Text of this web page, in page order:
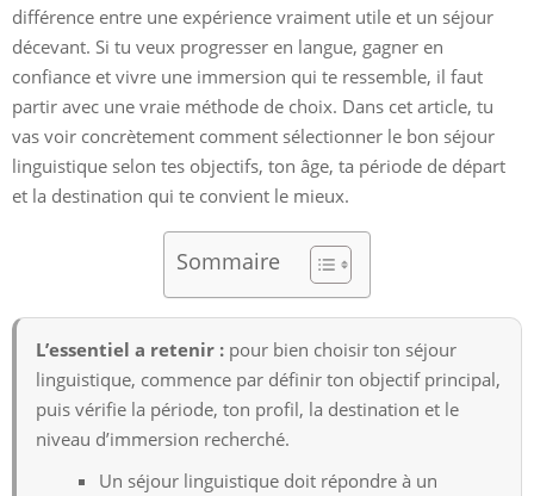
différence entre une expérience vraiment utile et un séjour
décevant. Si tu veux progresser en langue, gagner en
confiance et vivre une immersion qui te ressemble, il faut
partir avec une vraie méthode de choix. Dans cet article, tu
vas voir concrètement comment sélectionner le bon séjour
linguistique selon tes objectifs, ton âge, ta période de départ
et la destination qui te convient le mieux.
Sommaire
L’essentiel a retenir : pour bien choisir ton séjour
linguistique, commence par définir ton objectif principal,
puis vérifie la période, ton profil, la destination et le
niveau d’immersion recherché.
Un séjour linguistique doit répondre à un